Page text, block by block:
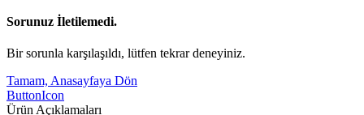
Sorunuz İletilemedi.
Bir sorunla karşılaşıldı, lütfen tekrar deneyiniz.
Tamam, Anasayfaya Dön
ButtonIcon
Ürün Açıklamaları